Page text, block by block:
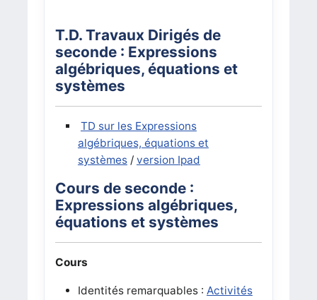
T.D. Travaux Dirigés de
seconde : Expressions
algébriques, équations et
systèmes
TD sur les Expressions
algébriques, équations et
systèmes/ version Ipad
Cours de seconde :
Expressions algébriques,
équations et systèmes
Cours
Identités remarquables : Activités